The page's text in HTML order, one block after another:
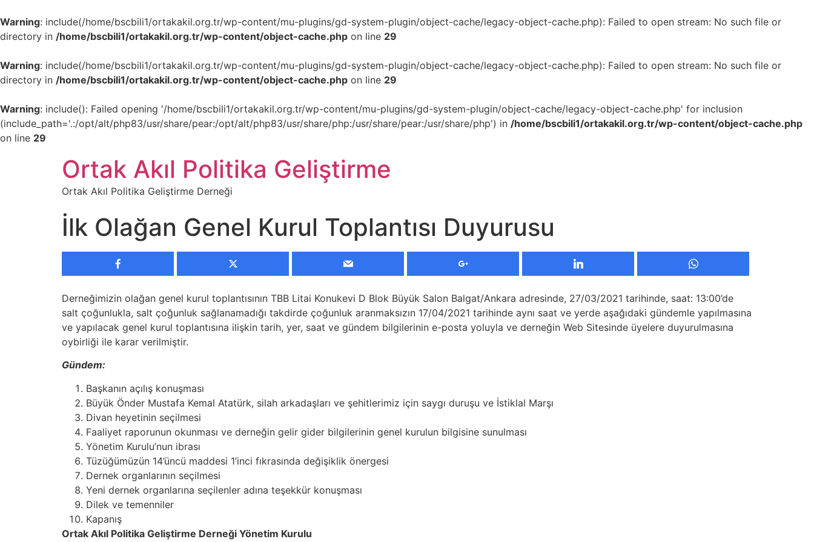
Warning: include(/home/bscbili1/ortakakil.org.tr/wp-content/mu-plugins/gd-system-plugin/object-cache/legacy-object-cache.php): Failed to open stream: No such file or
directory in /home/bscbili1/ortakakil.org.tr/wp-content/object-cache.php on line 29
Warning: include(/home/bscbili1/ortakakil.org.tr/wp-content/mu-plugins/gd-system-plugin/object-cache/legacy-object-cache.php): Failed to open stream: No such file or
directory in /home/bscbili1/ortakakil.org.tr/wp-content/object-cache.php on line 29
Warning: include(): Failed opening '/home/bscbili1/ortakakil.org.tr/wp-content/mu-plugins/gd-system-plugin/object-cache/legacy-object-cache.php' for inclusion
(include_path='.:/opt/alt/php83/usr/share/pear:/opt/alt/php83/usr/share/php:/usr/share/pear:/usr/share/php') in /home/bscbili1/ortakakil.org.tr/wp-content/object-cache.php
on line 29
Ortak Akıl Politika Geliştirme
Ortak Akıl Politika Geliştirme Derneği
İlk Olağan Genel Kurul Toplantısı Duyurusu
Derneğimizin olağan genel kurul toplantısının TBB Litai Konukevi D Blok Büyük Salon Balgat/Ankara adresinde, 27/03/2021 tarihinde, saat: 13:00’de
salt çoğunlukla, salt çoğunluk sağlanamadığı takdirde çoğunluk aranmaksızın 17/04/2021 tarihinde aynı saat ve yerde aşağıdaki gündemle yapılmasına
ve yapılacak genel kurul toplantısına ilişkin tarih, yer, saat ve gündem bilgilerinin e-posta yoluyla ve derneğin Web Sitesinde üyelere duyurulmasına
oybirliği ile karar verilmiştir.
Gündem:
Başkanın açılış konuşması
Büyük Önder Mustafa Kemal Atatürk, silah arkadaşları ve şehitlerimiz için saygı duruşu ve İstiklal Marşı
Divan heyetinin seçilmesi
Faaliyet raporunun okunması ve derneğin gelir gider bilgilerinin genel kurulun bilgisine sunulması
Yönetim Kurulu’nun ibrası
Tüzüğümüzün 14’üncü maddesi 1’inci fıkrasında değişiklik önergesi
Dernek organlarının seçilmesi
Yeni dernek organlarına seçilenler adına teşekkür konuşması
Dilek ve temenniler
Kapanış
Ortak Akıl Politika Geliştirme Derneği Yönetim Kurulu